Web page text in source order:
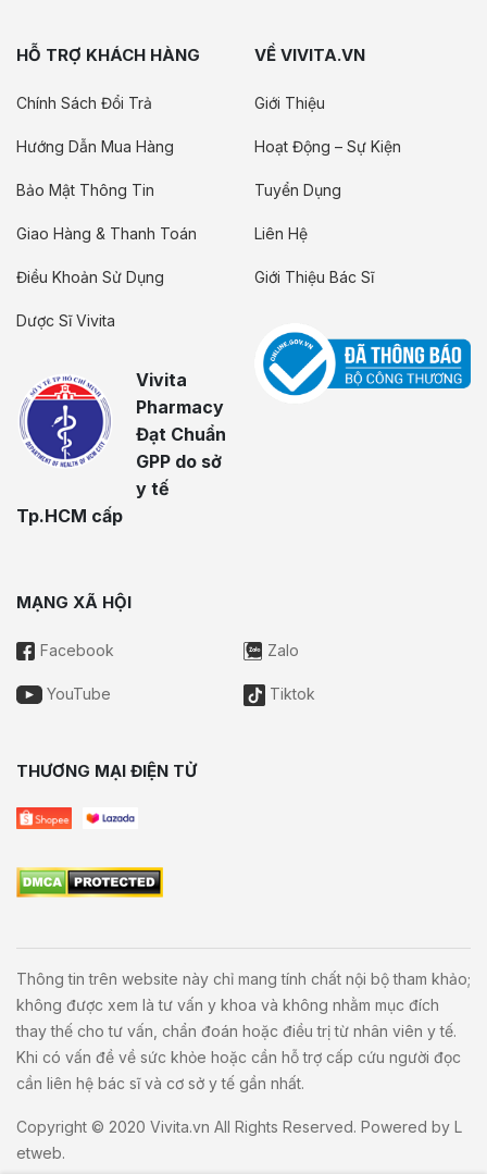
HỖ TRỢ KHÁCH HÀNG
Chính Sách Đổi Trả
Hướng Dẫn Mua Hàng
Bảo Mật Thông Tin
Giao Hàng & Thanh Toán
Điều Khoản Sử Dụng
Dược Sĩ Vivita
Vivita
Pharmacy
Đạt Chuẩn
GPP do sở
y tế
Tp.HCM cấp
VỀ VIVITA.VN
Giới Thiệu
Hoạt Động – Sự Kiện
Tuyển Dụng
Liên Hệ
Giới Thiệu Bác Sĩ
MẠNG XÃ HỘI
Facebook Zalo
YouTube Tiktok
THƯƠNG MẠI ĐIỆN TỬ
Thông tin trên website này chỉ mang tính chất nội bộ tham khảo;
không được xem là tư vấn y khoa và không nhằm mục đích
thay thế cho tư vấn, chẩn đoán hoặc điều trị từ nhân viên y tế.
Khi có vấn đề về sức khỏe hoặc cần hỗ trợ cấp cứu người đọc
cần liên hệ bác sĩ và cơ sở y tế gần nhất.
Copyright © 2020 Vivita.vn All Rights Reserved. Powered by L
etweb.